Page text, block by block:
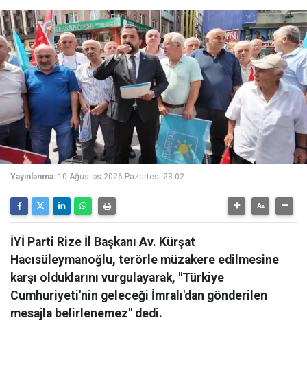
Yayınlanma: 10 Ağustos 2026 Pazartesi 23:02
İYİ Parti Rize İl Başkanı Av. Kürşat
Hacısüleymanoğlu, terörle müzakere edilmesine
karşı olduklarını vurgulayarak, "Türkiye
Cumhuriyeti'nin geleceği İmralı'dan gönderilen
mesajla belirlenemez" dedi.